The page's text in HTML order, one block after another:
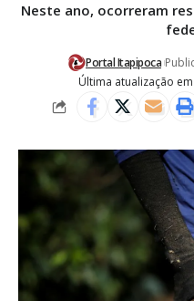
Neste ano, ocorreram
Última atualização
Portal Itapipoca